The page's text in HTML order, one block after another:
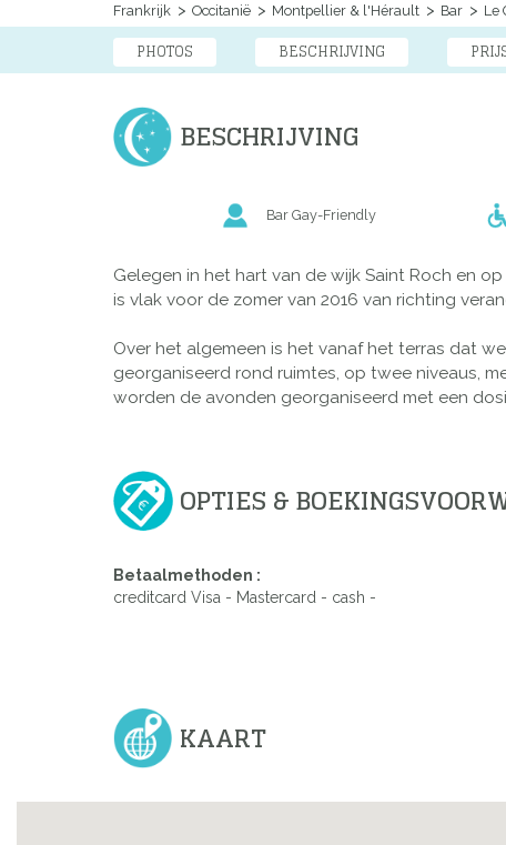
Frankrijk Occitanië Montpellier & l'Hérault Bar Le
PHOTOS BESCHRIJVING
BESCHRIJVING
Bar Gay-Friendly
Gelegen in het hart van de wijk Saint Roch en
is vlak voor de zomer van 2016 van richting
Over het algemeen is het vanaf het terras dat
georganiseerd rond ruimtes, op twee niveaus,
worden de avonden georganiseerd met een
OPTIES &
Betaalmethoden :
creditcard Visa - Mastercard - cash -
KAART